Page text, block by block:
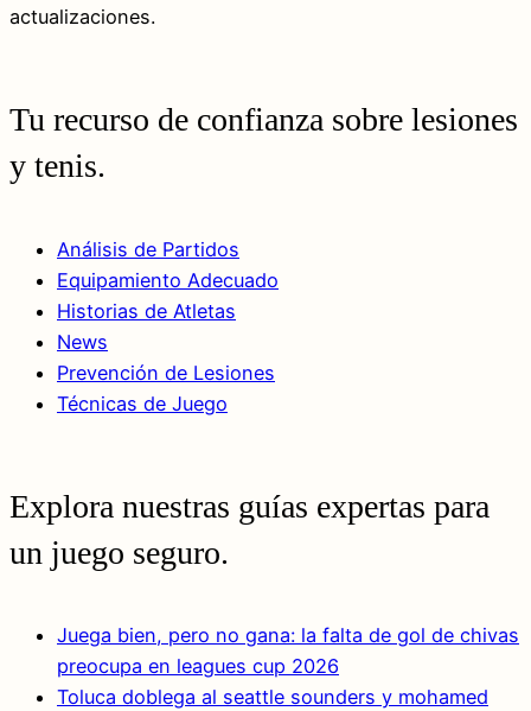
actualizaciones.
Tu recurso de confianza sobre lesiones
y tenis.
Análisis de Partidos
Equipamiento Adecuado
Historias de Atletas
News
Prevención de Lesiones
Técnicas de Juego
Explora nuestras guías expertas para
un juego seguro.
Juega bien, pero no gana: la falta de gol de chivas
preocupa en leagues cup 2026
Toluca doblega al seattle sounders y mohamed